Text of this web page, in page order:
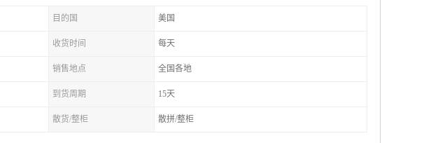
目的国 美国
收货时间 每天
销售地点 全国各地
到货周期 15天
散货/整柜 散拼/整柜